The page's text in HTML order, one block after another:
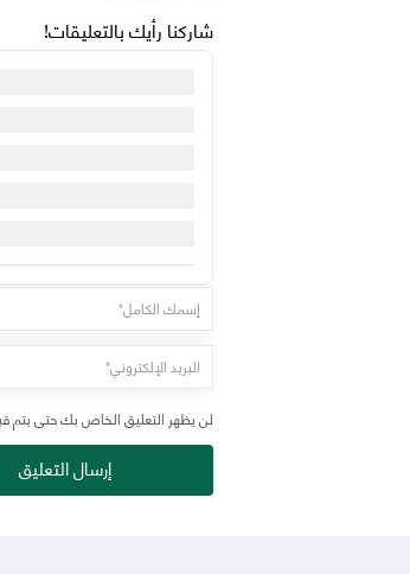
شاركنا رأيك بالتعليقات!
لن يظهر التعليق الخاص بك حتى يتم
إرسال التعليق